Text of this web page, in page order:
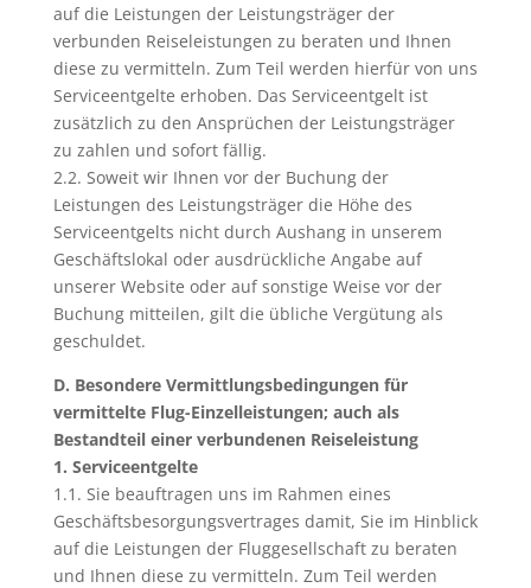
auf die Leistungen der Leistungsträger der
verbunden Reiseleistungen zu beraten und Ihnen
diese zu vermitteln. Zum Teil werden hierfür von uns
Serviceentgelte erhoben. Das Serviceentgelt ist
zusätzlich zu den Ansprüchen der Leistungsträger
zu zahlen und sofort fällig.
2.2. Soweit wir Ihnen vor der Buchung der
Leistungen des Leistungsträger die Höhe des
Serviceentgelts nicht durch Aushang in unserem
Geschäftslokal oder ausdrückliche Angabe auf
unserer Website oder auf sonstige Weise vor der
Buchung mitteilen, gilt die übliche Vergütung als
geschuldet.
D. Besondere Vermittlungsbedingungen für
vermittelte Flug-Einzelleistungen; auch als
Bestandteil einer verbundenen Reiseleistung
1. Serviceentgelte
1.1. Sie beauftragen uns im Rahmen eines
Geschäftsbesorgungsvertrages damit, Sie im Hinblick
auf die Leistungen der Fluggesellschaft zu beraten
und Ihnen diese zu vermitteln. Zum Teil werden